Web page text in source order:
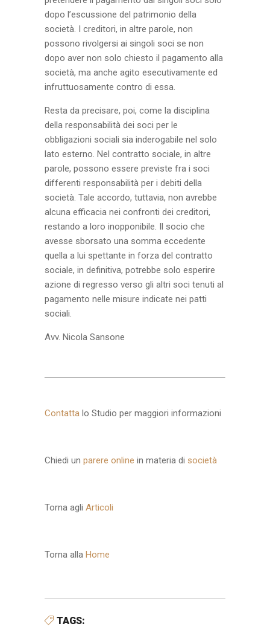
dopo l’escussione del patrimonio della
società. I creditori, in altre parole, non
possono rivolgersi ai singoli soci se non
dopo aver non solo chiesto il pagamento alla
società, ma anche agito esecutivamente ed
infruttuosamente contro di essa.
Resta da precisare, poi, come la disciplina
della responsabilità dei soci per le
obbligazioni sociali sia inderogabile nel solo
lato esterno. Nel contratto sociale, in altre
parole, possono essere previste fra i soci
differenti responsabilità per i debiti della
società. Tale accordo, tuttavia, non avrebbe
alcuna efficacia nei confronti dei creditori,
restando a loro inopponibile. Il socio che
avesse sborsato una somma eccedente
quella a lui spettante in forza del contratto
sociale, in definitiva, potrebbe solo esperire
azione di regresso verso gli altri soci tenuti al
pagamento nelle misure indicate nei patti
sociali.
Avv. Nicola Sansone
Contatta lo Studio per maggiori informazioni
Chiedi un parere online in materia di società
Torna agli Articoli
Torna alla Home
TAGS: